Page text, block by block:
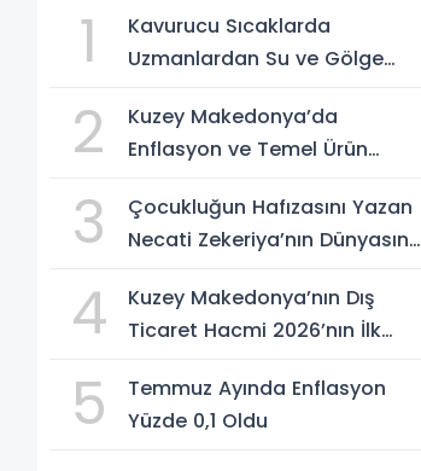
1
Kavurucu Sıcaklarda
Uzmanlardan Su ve Gölge
2
Kuzey Makedonya’da
Enflasyon ve Temel Ürün
3
Çocukluğun Hafızasını Yazan
Necati Zekeriya’nın Dünyasına
4
Kuzey Makedonya’nın Dış
Ticaret Hacmi 2026’nın İlk
5
Temmuz Ayında Enflasyon
Yüzde 0,1 Oldu